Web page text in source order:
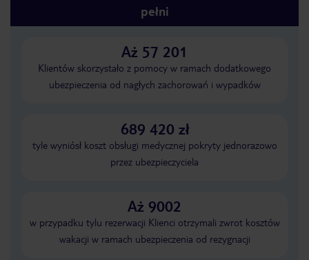
pełni
Aż 57 201
Klientów skorzystało z pomocy w ramach dodatkowego
ubezpieczenia od nagłych zachorowań i wypadków
689 420 zł
tyle wyniósł koszt obsługi medycznej pokryty jednorazowo
przez ubezpieczyciela
Aż 9002
w przypadku tylu rezerwacji Klienci otrzymali zwrot kosztów
wakacji w ramach ubezpieczenia od rezygnacji